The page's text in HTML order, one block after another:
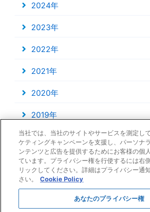
2024年
2023年
2022年
2021年
2020年
2019年
2018年
当社では、当社のサイトやサービスを測定し
ケティングキャンペーンを支援し、パーソナ
ンテンツと広告を提供するためにお客様の個
ています。プライバシー権を行使するには右
リックしてください。詳細はプライバシー通
さい。
Cookie Policy
あなたのプライバシー権